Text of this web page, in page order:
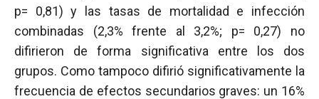
p= 0,81) y las tasas de mortalidad e infección
combinadas (2,3% frente al 3,2%; p= 0,27) no
difirieron de forma significativa entre los dos
grupos. Como tampoco difirió significativamente la
frecuencia de efectos secundarios graves: un 16%